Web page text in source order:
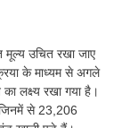
मूल्य उचित रखा जाए
के माध्यम से अगले
लक्ष्य रखा गया है।
से 23,206